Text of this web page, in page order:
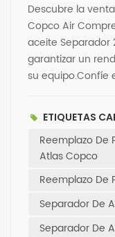
Descubre la
Copco Air
aceite Separador
garantizar un
su equipo.Confíe
ingeniería de
aceite son la
de
maquinaria y
explorar nuestra
accesorios del
ETIQUETAS
Reemplazo De
Atlas Copco
Reemplazo De
Separador De
Separador De